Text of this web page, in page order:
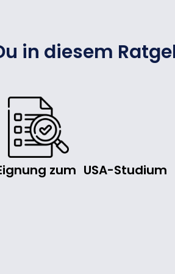
in diesem
zum USA-Studium